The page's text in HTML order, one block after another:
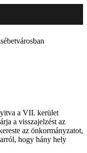
a VII. kerület
a visszajelzést az
az önkormányzatot,
hogy hány hely